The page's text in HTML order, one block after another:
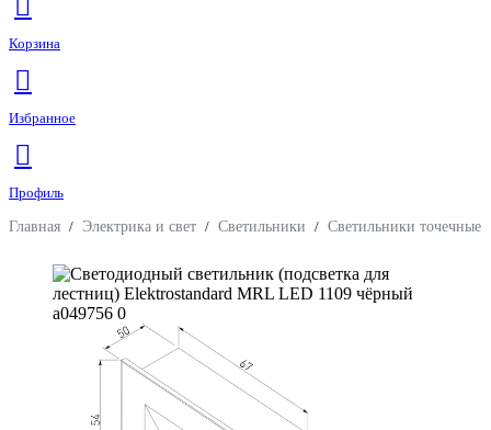
Корзина
Избранное
Профиль
Главная / Электрика и свет / Светильники / Светильники точечные